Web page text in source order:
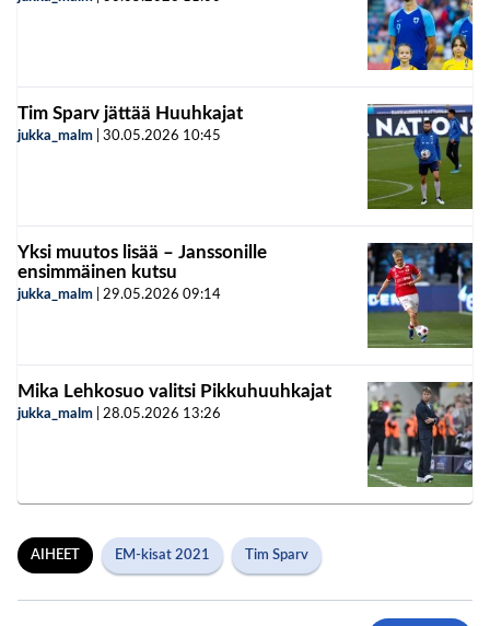
Tim Sparv jättää Huuhkajat
jukka_malm 30.05.2026 10:45
Yksi muutos lisää – Janssonille
ensimmäinen kutsu
jukka_malm 29.05.2026 09:14
Mika Lehkosuo valitsi Pikkuhuuhkajat
jukka_malm 28.05.2026 13:26
AIHEET EM-kisat 2021 Tim Sparv